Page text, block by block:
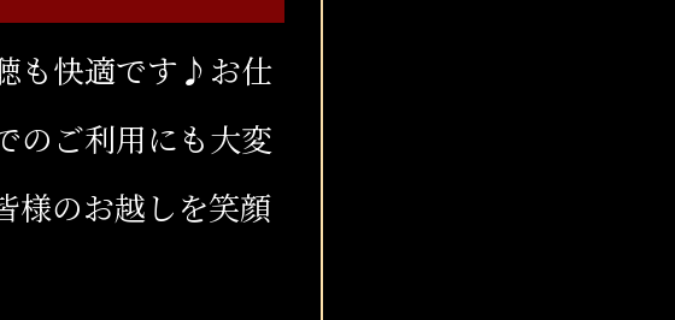
も快適です♪お仕
のご利用にも大変
様のお越しを笑顔